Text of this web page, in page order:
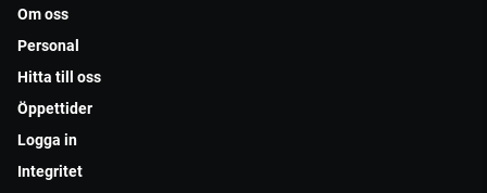
Om oss
Personal
Hitta till oss
Öppettider
Logga in
Integritet